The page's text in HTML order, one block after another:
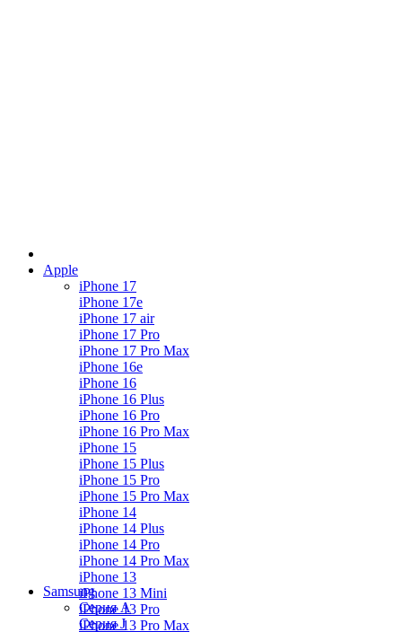
Apple
iPhone 17
iPhone 17e
iPhone 17 air
iPhone 17 Pro
iPhone 17 Pro Max
iPhone 16e
iPhone 16
iPhone 16 Plus
iPhone 16 Pro
iPhone 16 Pro Max
iPhone 15
iPhone 15 Plus
iPhone 15 Pro
iPhone 15 Pro Max
iPhone 14
iPhone 14 Plus
iPhone 14 Pro
iPhone 14 Pro Max
iPhone 13
iPhone 13 Mini
iPhone 13 Pro
iPhone 13 Pro Max
Samsung
Серия А
Серия J